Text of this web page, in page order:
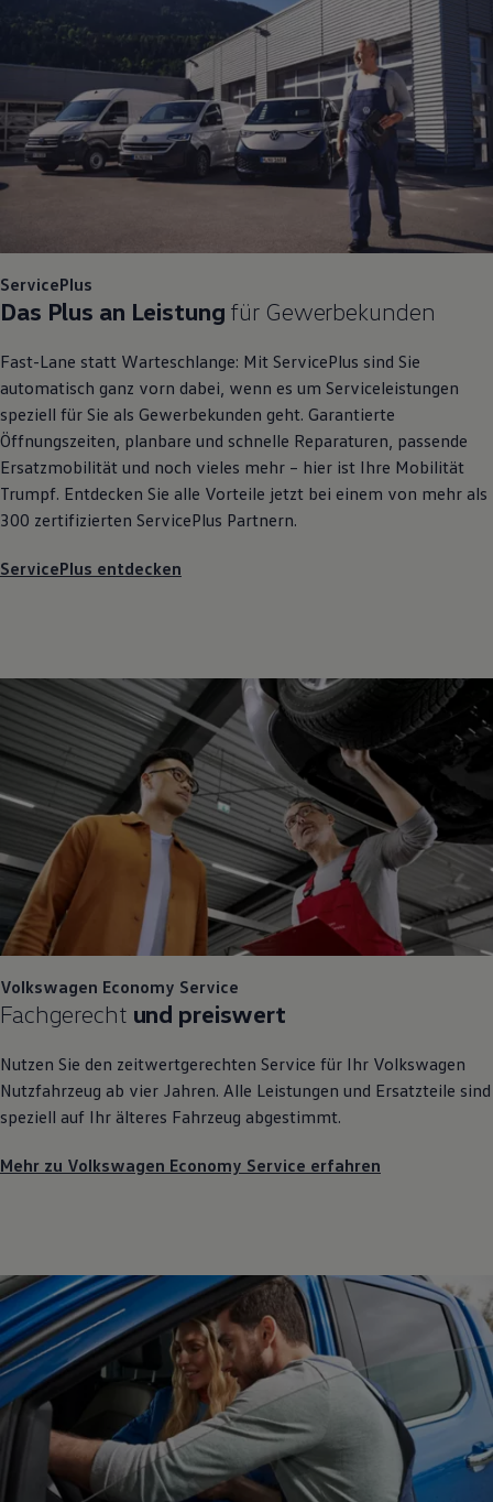
75 Jahre Bulli Jubiläum
Bulli Magazin
Fahrzeugabholung ab Werk
ServicePlus
Das Plus an Leistung für Gewerbekunden
Fast-Lane statt Warteschlange: Mit ServicePlus sind Sie
automatisch ganz vorn dabei, wenn es um Serviceleistungen
speziell für Sie als Gewerbekunden geht. Garantierte
Öffnungszeiten, planbare und schnelle Reparaturen, passende
Ersatzmobilität und noch vieles mehr – hier ist Ihre Mobilität
Trumpf. Entdecken Sie alle Vorteile jetzt bei einem von mehr als
300 zertifizierten ServicePlus Partnern.
ServicePlus entdecken
Volkswagen Economy Service
Fachgerecht und preiswert
Nutzen Sie den zeitwertgerechten Service für Ihr Volkswagen
Nutzfahrzeug ab vier Jahren. Alle Leistungen und Ersatzteile sind
speziell auf Ihr älteres Fahrzeug abgestimmt.
Mehr zu Volkswagen Economy Service erfahren